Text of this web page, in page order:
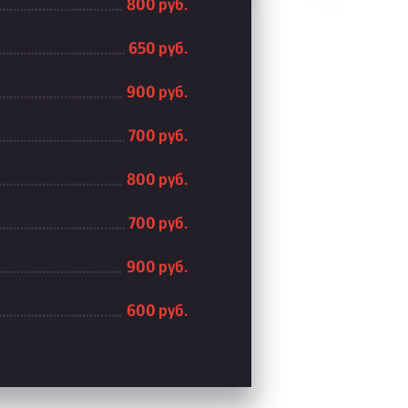
800 руб.
650 руб.
900 руб.
700 руб.
800 руб.
700 руб.
900 руб.
600 руб.